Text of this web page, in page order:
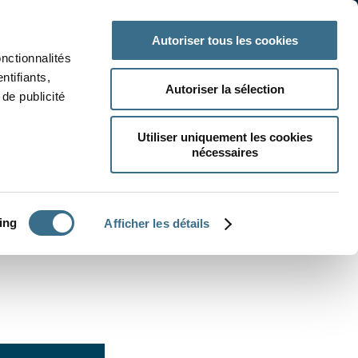
publicité
Afficher les détails
Autoriser tous les cookies
Autoriser la sélection
Utiliser uniquement les cookies
nécessaires